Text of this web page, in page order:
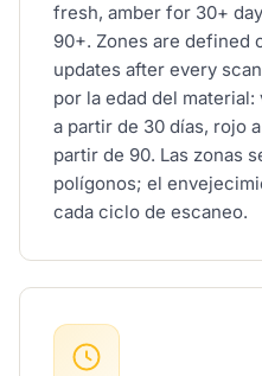
fresh, amber for 30+
90+. Zones are defined
updates after every
por la edad del
a partir de 30 días, rojo
partir de 90. Las zonas
polígonos; el
cada ciclo de escaneo.